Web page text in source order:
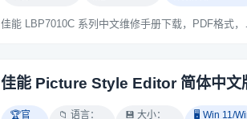
佳能
佳能 Picture Style Editor 简体中文
🏆官
📁 语言：
💾 大小：
🖥️ Win 11/